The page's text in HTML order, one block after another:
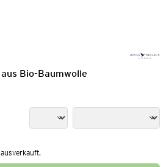
Bio-Baumwolle